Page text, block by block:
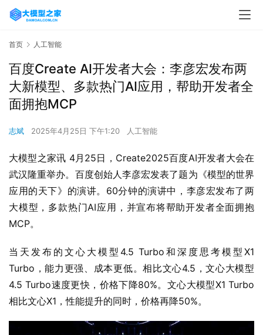
首页 人工智能
百度Create AI开发者大会：李彦宏发布两
大新模型、多款热门AI应用，帮助开发者全
面拥抱MCP
志斌 2025年4月25日 下午1:20 人工智能
大模型之家讯 4月25日，Create2025百度AI开发者大会在
武汉隆重举办。百度创始人李彦宏发表了题为《模型的世界
应用的天下》的演讲。60分钟的演讲中，李彦宏发布了两
大模型，多款热门AI应用，并宣布将帮助开发者全面拥抱
MCP。
当天发布的文心大模型4.5 Turbo和深度思考模型X1
Turbo，能力更强、成本更低。相比文心4.5，文心大模型
4.5 Turbo速度更快，价格下降80%。文心大模型X1 Turbo
相比文心X1，性能提升的同时，价格再降50%。